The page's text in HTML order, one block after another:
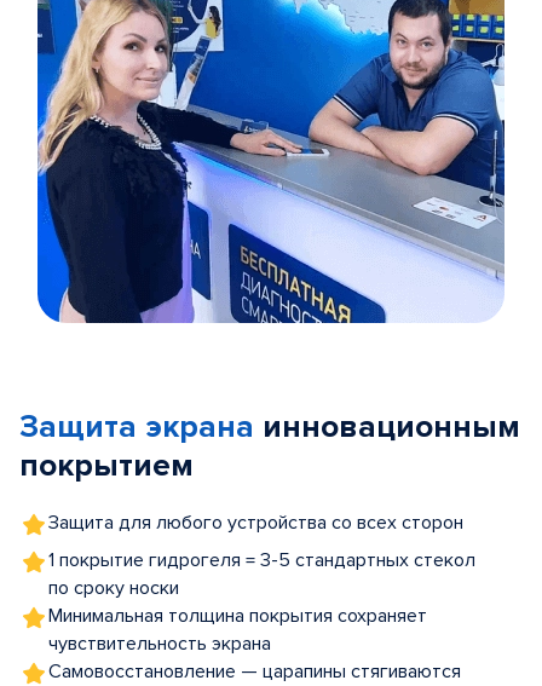
5
Защита экрана инновационным
покрытием
Защита для любого устройства со всех сторон
1 покрытие гидрогеля = 3-5 стандартных стекол
по сроку носки
Минимальная толщина покрытия сохраняет
чувствительность экрана
Самовосстановление — царапины стягиваются